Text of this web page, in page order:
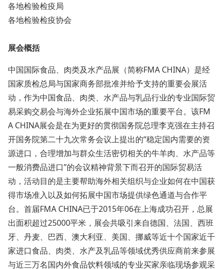
各地检验检疫局
各地检验检疫协会
展会概括
中国国际食品、肉类及水产品展（简称FMA CHINA）是经
国家质检总局与国家商务部批准并给予支持的重要会展活
动，作为中国食品、肉类、水产品与乳品行业的专业国际贸
易采购交易会与海外企业拓展中国市场的重要平台。该FM
A CHINA展会是在为更好的贯彻国务院总理李克强在主持召
开国务院第二十九次常务会议上提出的“稳定国内需要的资
源进口，合理增加与群众生活密切相关的牛羊肉、水产品等
一般消费品进口”的会议精神背景下而召开的国际贸易活
动，活动目的是主要帮助海外相关组织与企业如何在中国获
得市场准入以及如何拓展中国市场提供绿色通道与合作平
台。首届FMA CHINA已于2015年06在上海成功召开，总展
出面积超过25000平米，展会共吸引来自德国、法国、西班
牙、丹麦、巴西、澳大利亚、美国、挪威等近十个国家近千
家进口食品、肉类、水产及乳品等领域优秀供应商前来参展
与近三万名国内外食品饮料领域的专业买家亲临现场参观采